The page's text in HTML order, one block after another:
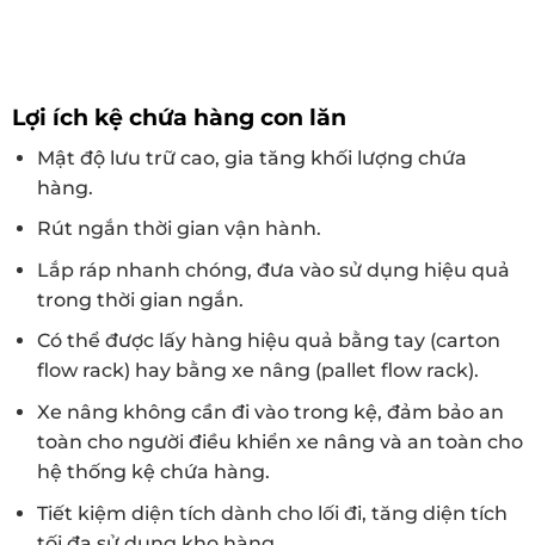
Lợi ích kệ chứa hàng con lăn
Mật độ lưu trữ cao, gia tăng khối lượng chứa
hàng.
Rút ngắn thời gian vận hành.
Lắp ráp nhanh chóng, đưa vào sử dụng hiệu quả
trong thời gian ngắn.
Có thể được lấy hàng hiệu quả bằng tay (carton
flow rack) hay bằng xe nâng (pallet flow rack).
Xe nâng không cần đi vào trong kệ, đảm bảo an
toàn cho người điều khiển xe nâng và an toàn cho
hệ thống kệ chứa hàng.
Tiết kiệm diện tích dành cho lối đi, tăng diện tích